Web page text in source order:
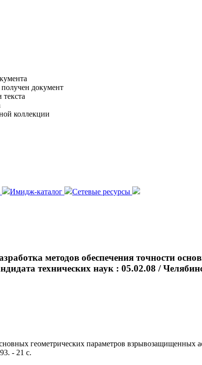
документ
коллекции
Имидж-каталог
Сетевые ресурсы
методов обеспечения точности
технических наук : 05.02.08 /
геометрических параметров взрывозащищенных
- 21 с.